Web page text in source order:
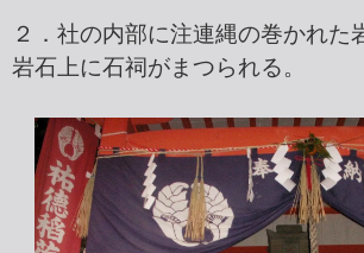
２．社の内部に注連縄の巻かれた
岩石上に石祠がまつられる。